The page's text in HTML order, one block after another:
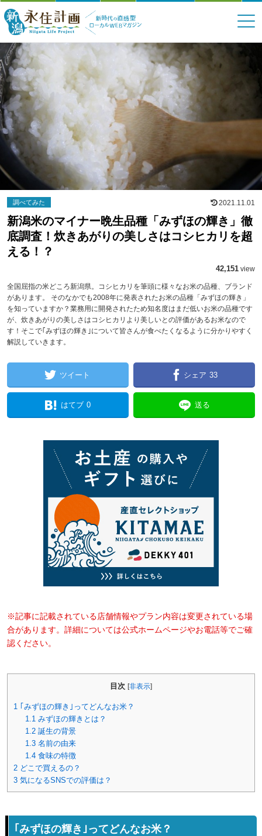
調べてみた 2021.11.01
新潟米のマイナー晩生品種「みずほの輝き」徹
底調査！炊きあがりの美しさはコシヒカリを超
える！？
42,151 view
全国屈指の米どころ新潟県。コシヒカリを筆頭に様々なお米の品種、ブランド
があります。 そのなかでも2008年に発表されたお米の品種「みずほの輝き」
を知っていますか？業務用に開発されたため知名度はまだ低いお米の品種です
が、炊きあがりの美しさはコシヒカリより美しいとの評価があるお米なので
す！そこで｢みずほの輝き｣について皆さんが食べたくなるように分かりやすく
解説していきます。
ツイート シェア 33
はてブ 0 送る
※記事に記載されている店舗情報やプラン内容は変更されている場
合があります。詳細については公式ホームページやお電話等でご確
認ください。
目次 [非表示]
1 ｢みずほの輝き｣ってどんなお米？
1.1 みずほの輝きとは？
1.2誕生の背景
1.3名前の由来
1.4食味の特徴
2 どこで買えるの？
3 気になるSNSでの評価は？
｢みずほの輝き｣ってどんなお米？